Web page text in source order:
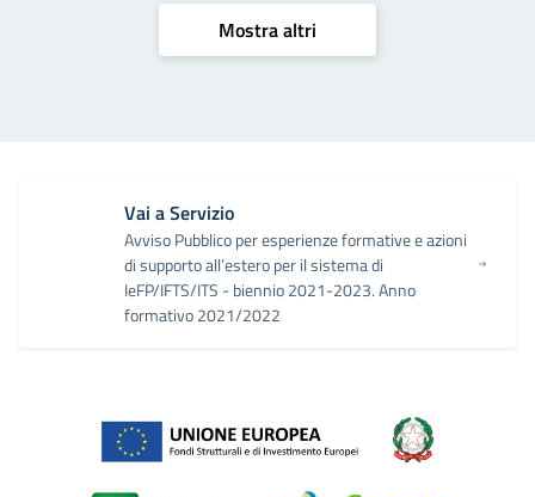
Mostra altri
Vai a Servizio
Avviso Pubblico per esperienze formative e azioni
di supporto all’estero per il sistema di
IeFP/IFTS/ITS - biennio 2021-2023. Anno
formativo 2021/2022